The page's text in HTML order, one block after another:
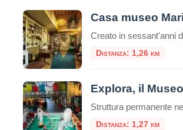
Casa museo
Distanza: 1,26 km
Distanza: 1,27 km